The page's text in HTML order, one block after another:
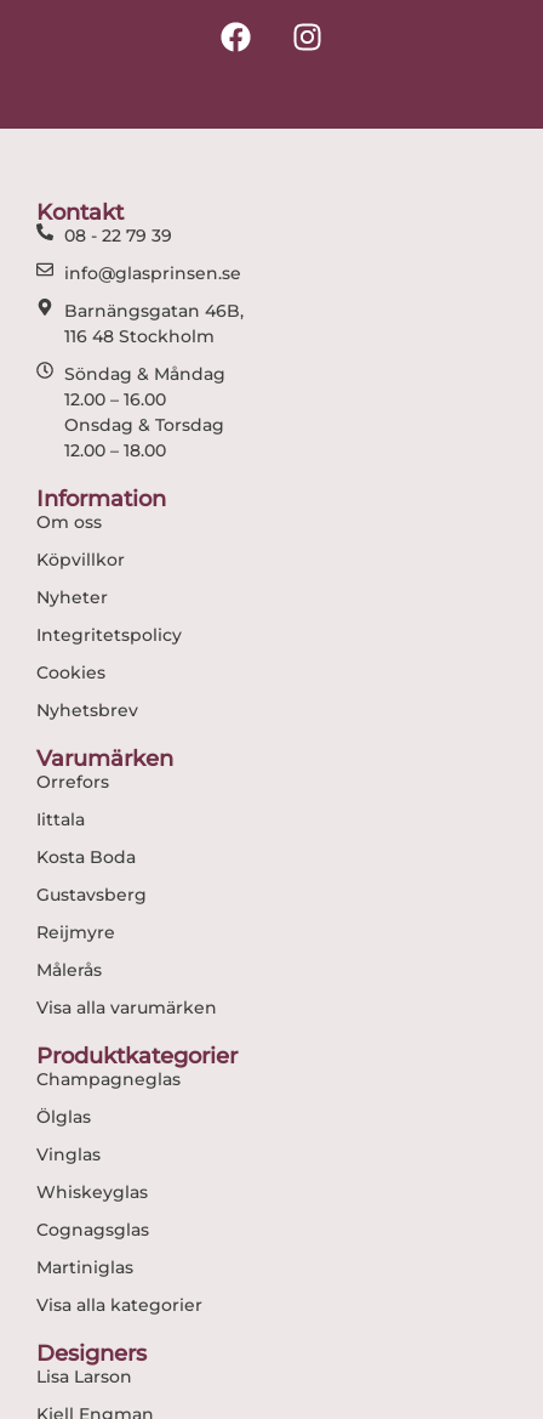
F
a
I
n
Kontakt
08 - 22 79 39
info@glasprinsen.se
Barnängsgatan 46B,
116 48 Stockholm
Söndag & Måndag
12.00 – 16.00
Onsdag & Torsdag
12.00 – 18.00
Information
Om oss
Köpvillkor
Nyheter
Integritetspolicy
Cookies
Nyhetsbrev
Varumärken
Orrefors
Iittala
Kosta Boda
Gustavsberg
Reijmyre
Målerås
Visa alla varumärken
Produktkategorier
Champagneglas
Ölglas
Vinglas
Whiskeyglas
Cognagsglas
Martiniglas
Visa alla kategorier
Designers
Lisa Larson
Kjell Engman